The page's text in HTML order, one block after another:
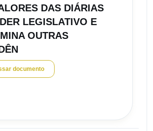
DAS DIÁRIAS
LEGISLATIVO E
OUTRAS
documento